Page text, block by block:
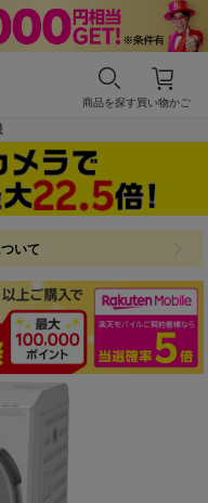
買い物かご
商品を探す
いて